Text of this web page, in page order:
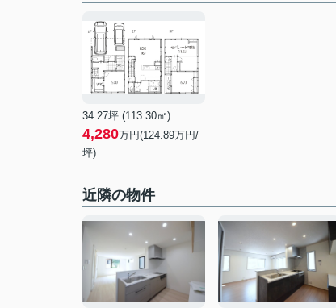
34.27坪 (113.30㎡)
4,280万円(124.89万円/
坪)
近隣の物件